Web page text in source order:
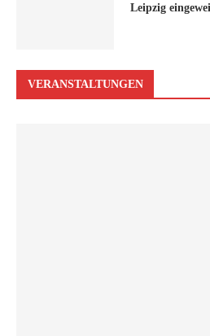
Leipzig
VERANSTALTUNGEN